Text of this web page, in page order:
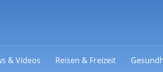
& Videos Reisen & Freizeit